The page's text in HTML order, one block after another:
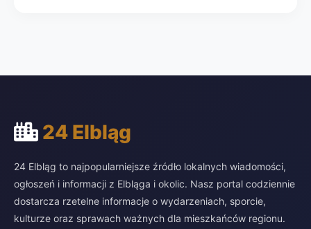
24 Elbląg
24 Elbląg to najpopularniejsze źródło lokalnych wiadomości,
ogłoszeń i informacji z Elbląga i okolic. Nasz portal codziennie
dostarcza rzetelne informacje o wydarzeniach, sporcie,
kulturze oraz sprawach ważnych dla mieszkańców regionu.